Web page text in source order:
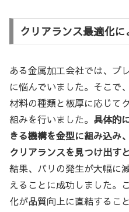
クリアランス最適化
ある金属加工会社では、プ
に悩んでいました。そこで
材料の種類と板厚に応じて
組みを行いました。 具体的
きる機構を金型に組み込み
クリアランスを見つけ出す
結果、バリの発生が大幅に
えることに成功しました。
化が品質向上に直結するこ